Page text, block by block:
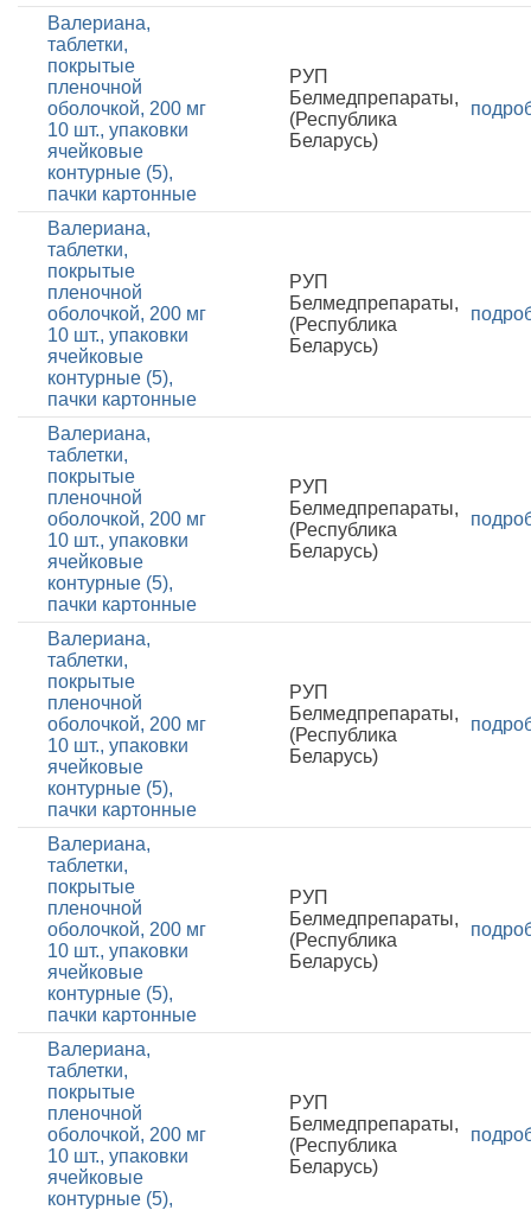
Валериана,
таблетки,
покрытые
пленочной
оболочкой, 200 мг
10 шт., упаковки
ячейковые
контурные (5),
пачки картонные
РУП
Белмедпрепараты,
(Республика
Беларусь)
Валериана,
таблетки,
покрытые
пленочной
оболочкой, 200 мг
10 шт., упаковки
ячейковые
контурные (5),
пачки картонные
РУП
Белмедпрепараты,
(Республика
Беларусь)
Валериана,
таблетки,
покрытые
пленочной
оболочкой, 200 мг
10 шт., упаковки
ячейковые
контурные (5),
пачки картонные
РУП
Белмедпрепараты,
(Республика
Беларусь)
Валериана,
таблетки,
покрытые
пленочной
оболочкой, 200 мг
10 шт., упаковки
ячейковые
контурные (5),
пачки картонные
РУП
Белмедпрепараты,
(Республика
Беларусь)
Валериана,
таблетки,
покрытые
пленочной
оболочкой, 200 мг
10 шт., упаковки
ячейковые
контурные (5),
пачки картонные
РУП
Белмедпрепараты,
(Республика
Беларусь)
Валериана,
таблетки,
покрытые
пленочной
оболочкой, 200 мг
10 шт., упаковки
ячейковые
контурные (5),
РУП
Белмедпрепараты,
(Республика
Беларусь)